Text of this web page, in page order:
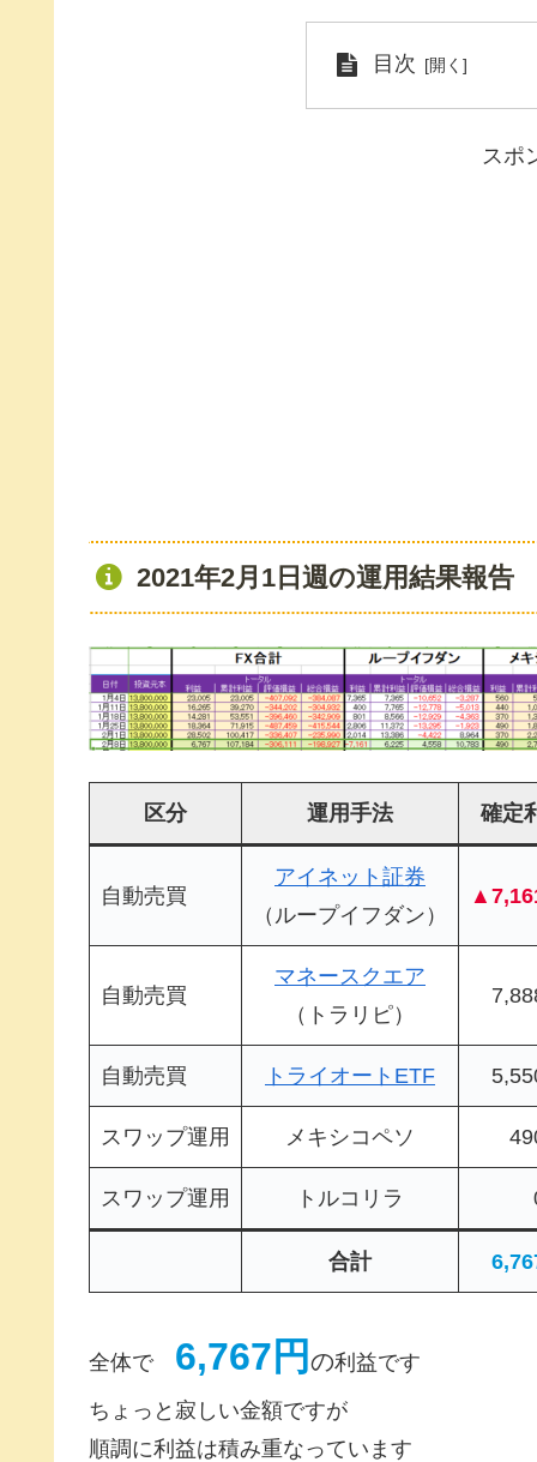
目次
スポ
2021年2月1日週の運用結果報告
区分 運用手法 確定
自動売買
アイネット証券
（ループイフダン）
自動売買
マネースクエア
（トラリピ）
自動売買 トライオートETF
スワップ運用 メキシコペソ
スワップ運用 トルコリラ
合計
全体で 6,767円 の利益です
ちょっと寂しい金額ですが
順調に利益は積み重なっています